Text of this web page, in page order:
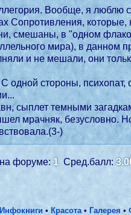
Вообще, я люблю сказки,
реальности (здесь, это Испания 1944
мрачняк, безусловно.
)
на форуме:1 Сред.балл:
Инфокниги •Красота• Галерея•